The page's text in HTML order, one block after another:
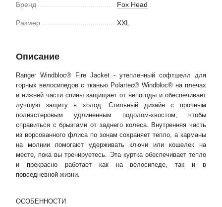
Бренд Fox Head
Размер XXL
Описание
Ranger Windbloc® Fire Jacket - утепленный софтшелл для
горных велосипедов с тканью Polartec® Windbloc® на плечах
и нижней части спины защищает от непогоды и обеспечивает
лучшую защиту в холод. Стильный дизайн с прочным
полиэстеровым удлиненным подолом-хвостом, чтобы
справиться с брызгами от заднего колеса. Внутренняя часть
из ворсованного флиса по зонам сохраняет тепло, а карманы
на молнии помогают удерживать ключи или кошелек на
месте, пока вы тренируетесь. Эта куртка обеспечивает тепло
и прекрасно работает как на велосипеде, так и в
повседневной жизни.
ОСОБЕННОСТИ